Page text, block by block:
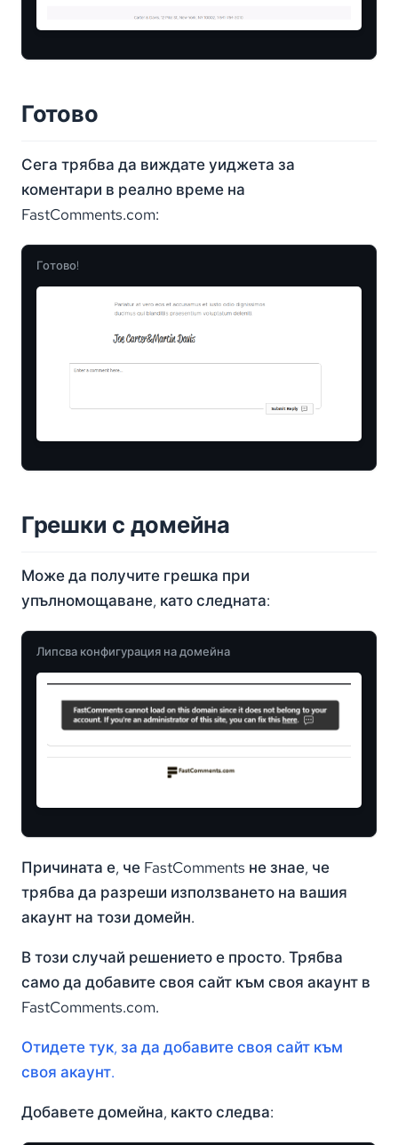
Готово
Сега трябва да виждате уиджета за
коментари в реално време на
FastComments.com:
Готово!
Грешки с домейна
Може да получите грешка при
упълномощаване, като следната:
Липсва конфигурация на домейна
Причината е, че FastComments не знае, че
трябва да разреши използването на вашия
акаунт на този домейн.
В този случай решението е просто. Трябва
само да добавите своя сайт към своя акаунт в
FastComments.com.
Отидете тук, за да добавите своя сайт към
своя акаунт.
Добавете домейна, както следва: